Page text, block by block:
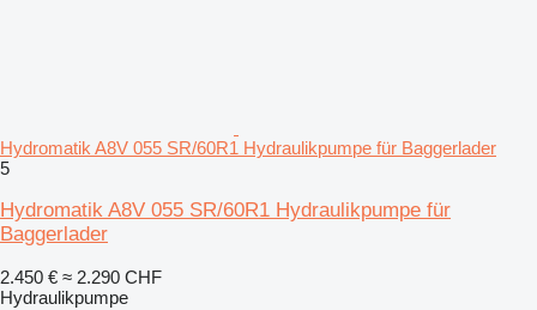
Hydromatik A8V 055 SR/60R1 Hydraulikpumpe für Baggerlader
5
Hydromatik A8V 055 SR/60R1 Hydraulikpumpe für
Baggerlader
2.450 € ≈ 2.290 CHF
Hydraulikpumpe